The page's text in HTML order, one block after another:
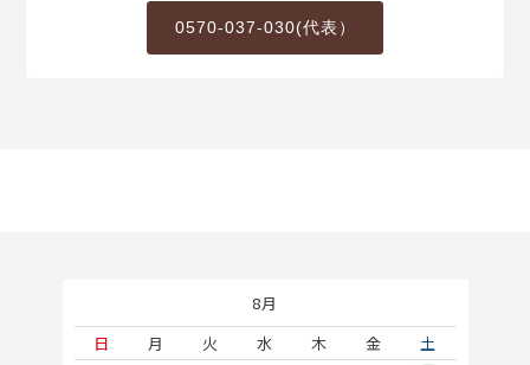
0570-037-030(代表）
8月
日
月 火 水 木 金
土